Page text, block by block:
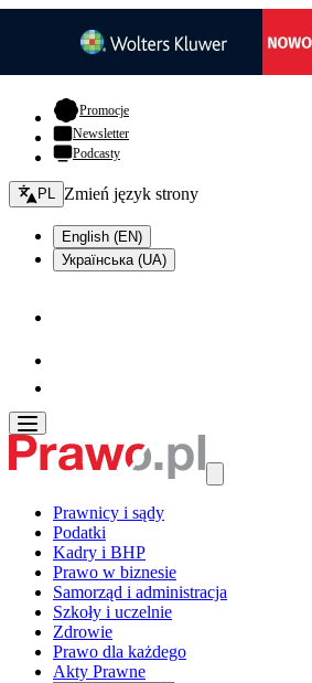
Promocje- otwiera się w nowej karcie
Newsletter
Podcasty
Zmień język - bieżący:
PL Zmień język strony
English (EN)
Українська (UA)
Prawnicy i sądy
Podatki
Kadry i BHP
Prawo w biznesie
Samorząd i administracja
Szkoły i uczelnie
Zdrowie
Prawo dla każdego
Akty Prawne